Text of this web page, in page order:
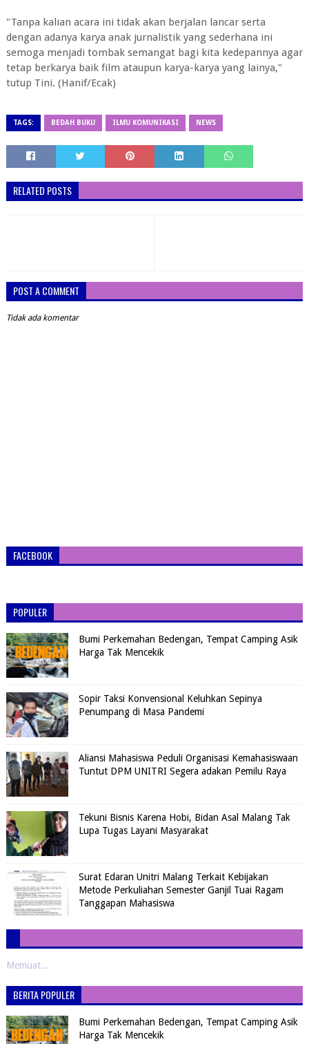
"Tanpa kalian acara ini tidak akan berjalan lancar serta
dengan adanya karya anak jurnalistik yang sederhana ini
semoga menjadi tombak semangat bagi kita kedepannya agar
tetap berkarya baik film ataupun karya-karya yang lainya,"
tutup Tini. (Hanif/Ecak)
TAGS: BEDAH BUKU ILMU KOMUNIKASI NEWS
RELATED POSTS
POST A COMMENT
Tidak ada komentar
FACEBOOK
POPULER
Bumi Perkemahan Bedengan, Tempat Camping Asik
Harga Tak Mencekik
Sopir Taksi Konvensional Keluhkan Sepinya
Penumpang di Masa Pandemi
Aliansi Mahasiswa Peduli Organisasi Kemahasiswaan
Tuntut DPM UNITRI Segera adakan Pemilu Raya
Tekuni Bisnis Karena Hobi, Bidan Asal Malang Tak
Lupa Tugas Layani Masyarakat
Surat Edaran Unitri Malang Terkait Kebijakan
Metode Perkuliahan Semester Ganjil Tuai Ragam
Tanggapan Mahasiswa
Memuat...
BERITA POPULER
Bumi Perkemahan Bedengan, Tempat Camping Asik
Harga Tak Mencekik